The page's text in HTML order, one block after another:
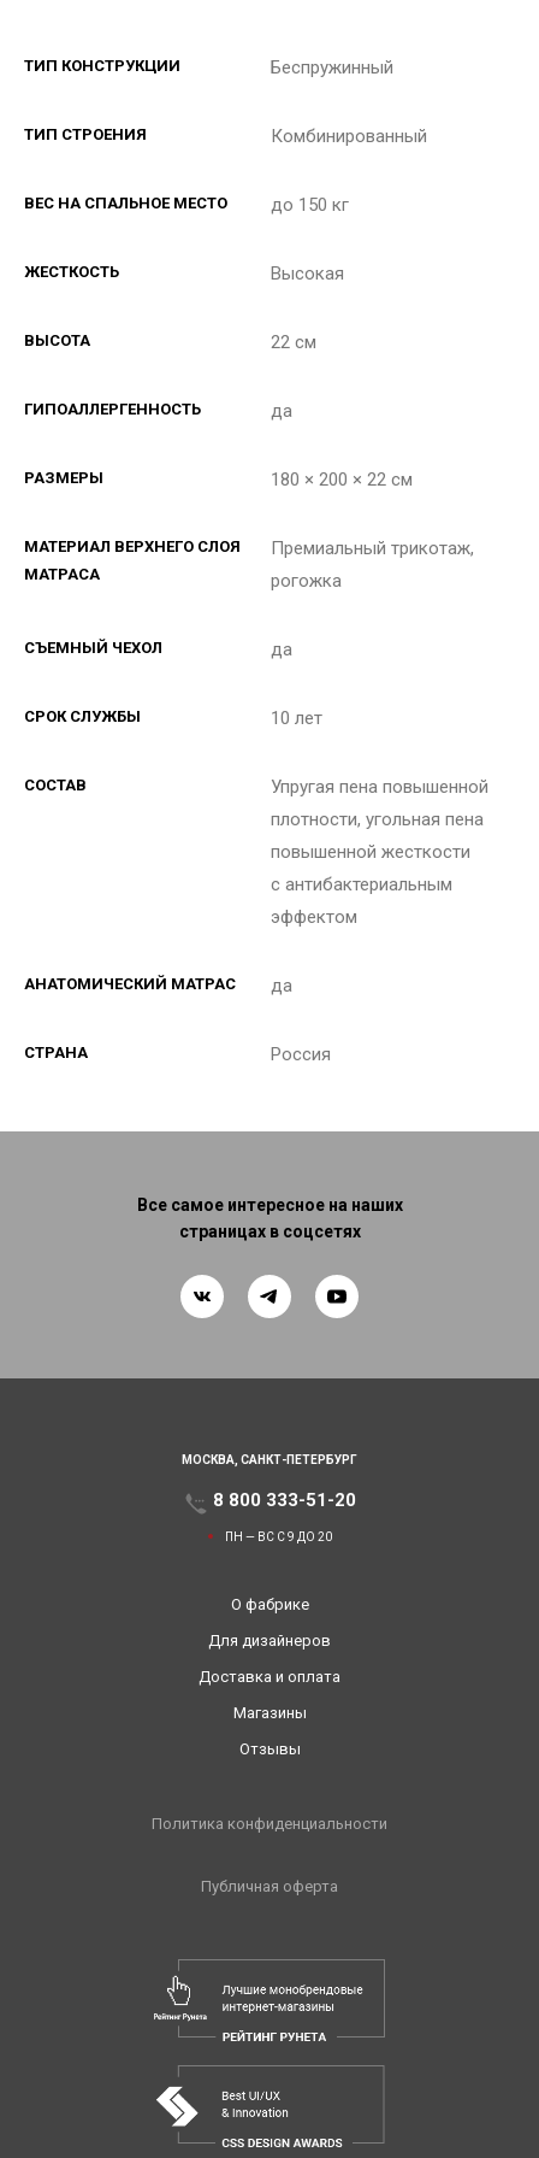
ТИП КОНСТРУКЦИИ Беспружинный
ТИП СТРОЕНИЯ Комбинированный
ВЕС НА СПАЛЬНОЕ МЕСТО до 150 кг
ЖЕСТКОСТЬ Высокая
ВЫСОТА 22 см
ГИПОАЛЛЕРГЕННОСТЬ да
РАЗМЕРЫ 180 × 200 × 22 см
МАТЕРИАЛ ВЕРХНЕГО СЛОЯ
МАТРАСА
Премиальный трикотаж,
рогожка
СЪЕМНЫЙ ЧЕХОЛ да
СРОК СЛУЖБЫ 10 лет
СОСТАВ
Упругая пена повышенной
плотности, угольная пена
повышенной жесткости
с антибактериальным
эффектом
АНАТОМИЧЕСКИЙ МАТРАС да
СТРАНА Россия
Все самое интересное на наших
страницах в соцсетях
МОСКВА, САНКТ-ПЕТЕРБУРГ
8 800 333-51-20
ПН — ВС С 9 ДО 20
О фабрике
Для дизайнеров
Доставка и оплата
Магазины
Отзывы
Политика конфиденциальности
Публичная оферта